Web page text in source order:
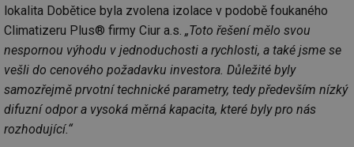
lokalita Dobětice byla zvolena izolace v podobě foukaného
Climatizeru Plus® firmy Ciur a.s. „Toto řešení mělo svou
nespornou výhodu v jednoduchosti a rychlosti, a také jsme se
vešli do cenového požadavku investora. Důležité byly
samozřejmě prvotní technické parametry, tedy především nízký
difuzní odpor a vysoká měrná kapacita, které byly pro nás
rozhodující.“